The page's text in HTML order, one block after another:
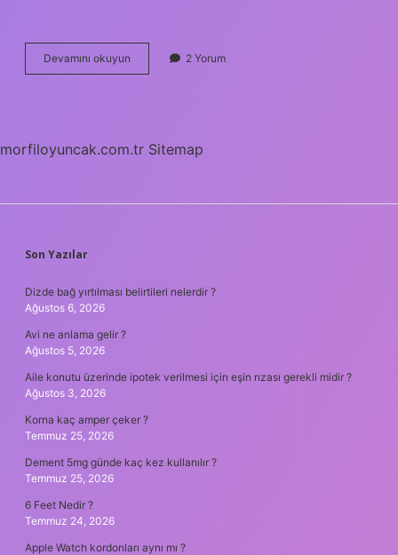
Devamını okuyun
derneği
2 Yorum
morfiloyuncak.com.tr Sitemap
SIDEBAR
Son Yazılar
Dizde bağ yırtılması belirtileri nelerdir ?
Ağustos 6, 2026
Avi ne anlama gelir ?
Ağustos 5, 2026
Aile konutu üzerinde ipotek verilmesi için eşin rızası gerekli midir ?
Ağustos 3, 2026
Korna kaç amper çeker ?
Temmuz 25, 2026
Dement 5mg günde kaç kez kullanılır ?
Temmuz 25, 2026
6 Feet Nedir ?
Temmuz 24, 2026
Apple Watch kordonları aynı mı ?